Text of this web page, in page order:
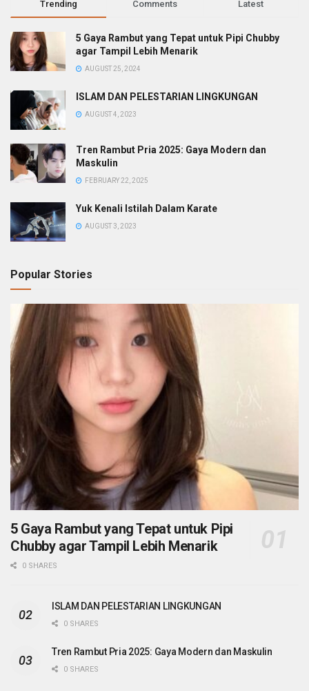
Trending Comments Latest
5 Gaya Rambut yang Tepat untuk Pipi Chubby
agar Tampil Lebih Menarik
AUGUST 25, 2024
ISLAM DAN PELESTARIAN LINGKUNGAN
AUGUST 4, 2023
Tren Rambut Pria 2025: Gaya Modern dan
Maskulin
FEBRUARY 22, 2025
Yuk Kenali Istilah Dalam Karate
AUGUST 3, 2023
Popular Stories
5 Gaya Rambut yang Tepat untuk Pipi
Chubby agar Tampil Lebih Menarik
0 SHARES
ISLAM DAN PELESTARIAN LINGKUNGAN
0 SHARES
Tren Rambut Pria 2025: Gaya Modern dan Maskulin
0 SHARES